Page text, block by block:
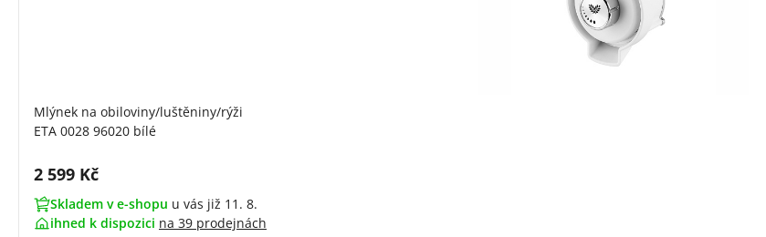
Mlýnek na obiloviny/luštěniny/rýži
ETA 0028 96020 bílé
Cena s DPH:
2 599 Kč
Skladem v e-shopu u vás již 11. 8.
ihned k dispozici na 39 prodejnách